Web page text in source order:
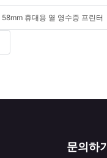
58mm 휴대용 열 영수증 프린터
문의하기